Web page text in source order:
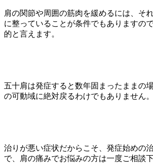
肩の関節や周囲の筋肉を緩めるには、そ
に整っていることが条件でもありますの
的と言えます。
五十肩は発症すると数年固まったままの
の可動域に絶対戻るわけでもありません。
治りが悪い症状だからこそ、発症始めの
で、肩の痛みでお悩みの方は一度ご相談下